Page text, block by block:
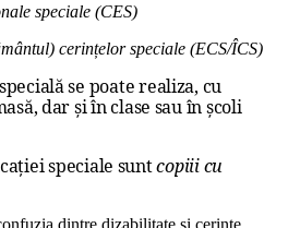
speciale (CES)
cerințelor speciale (ECS/ÎCS)
se poate realiza, cu
dar și în clase sau în școli
speciale suntcopiii cu
dintre dizabilitate și cerințe